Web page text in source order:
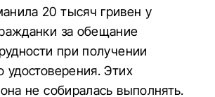
20 тысяч гривен у
за обещание
при получении
удостоверения. Этих
не собиралась выполнять.